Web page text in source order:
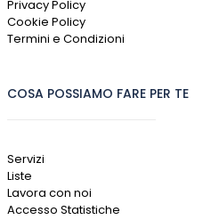
Privacy Policy
Cookie Policy
Termini e Condizioni
COSA POSSIAMO FARE PER TE
Servizi
Liste
Lavora con noi
Accesso Statistiche